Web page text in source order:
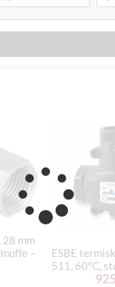
mm
–
ESBE
511, 60°C,